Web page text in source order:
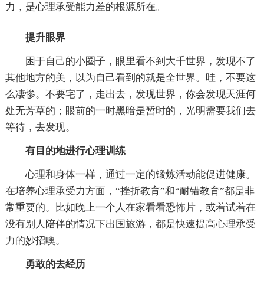
力，是心理承受能力差的根源所在。
提升眼界
困于自己的小圈子，眼里看不到大千世界，发现不了
其他地方的美，以为自己看到的就是全世界。哇，不要这
么凄惨。不要宅了，走出去，发现世界，你会发现天涯何
处无芳草的；眼前的一时黑暗是暂时的，光明需要我们去
等待，去发现。
有目的地进行心理训练
心理和身体一样，通过一定的锻炼活动能促进健康。
在培养心理承受力方面，“挫折教育”和“耐错教育”都是非
常重要的。比如晚上一个人在家看看恐怖片，或着试着在
没有别人陪伴的情况下出国旅游，都是快速提高心理承受
力的妙招噢。
勇敢的去经历